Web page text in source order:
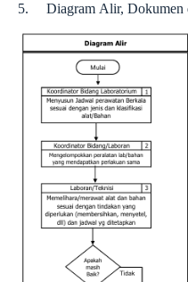
5. Diagram Alir, Dokumen